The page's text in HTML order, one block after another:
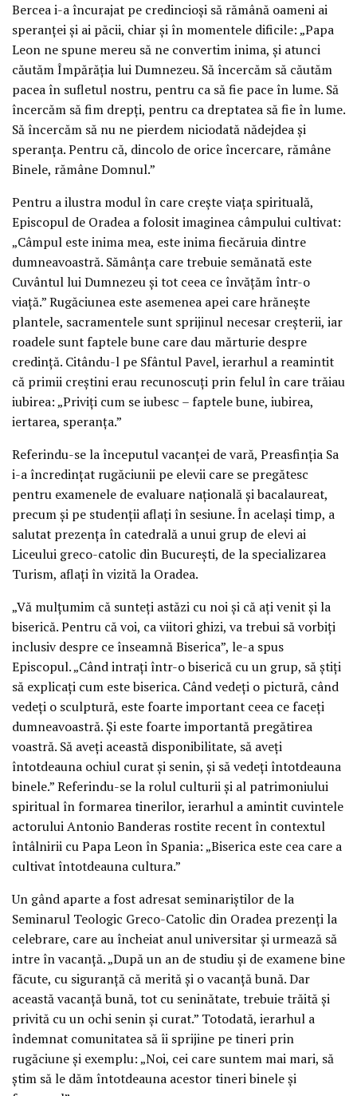
Bercea i-a încurajat pe credincioși să rămână oameni ai
speranței și ai păcii, chiar și în momentele dificile: „Papa
Leon ne spune mereu să ne convertim inima, și atunci
căutăm Împărăția lui Dumnezeu. Să încercăm să căutăm
pacea în sufletul nostru, pentru ca să fie pace în lume. Să
încercăm să fim drepți, pentru ca dreptatea să fie în lume.
Să încercăm să nu ne pierdem niciodată nădejdea și
speranța. Pentru că, dincolo de orice încercare, rămâne
Binele, rămâne Domnul.”
Pentru a ilustra modul în care crește viața spirituală,
Episcopul de Oradea a folosit imaginea câmpului cultivat:
„Câmpul este inima mea, este inima fiecăruia dintre
dumneavoastră. Sămânța care trebuie semănată este
Cuvântul lui Dumnezeu și tot ceea ce învățăm într-o
viață.” Rugăciunea este asemenea apei care hrănește
plantele, sacramentele sunt sprijinul necesar creșterii, iar
roadele sunt faptele bune care dau mărturie despre
credință. Citându-l pe Sfântul Pavel, ierarhul a reamintit
că primii creștini erau recunoscuți prin felul în care trăiau
iubirea: „Priviți cum se iubesc – faptele bune, iubirea,
iertarea, speranța.”
Referindu-se la începutul vacanței de vară, Preasfinția Sa
i-a încredințat rugăciunii pe elevii care se pregătesc
pentru examenele de evaluare națională și bacalaureat,
precum și pe studenții aflați în sesiune. În același timp, a
salutat prezența în catedrală a unui grup de elevi ai
Liceului greco-catolic din București, de la specializarea
Turism, aflați în vizită la Oradea.
„Vă mulțumim că sunteți astăzi cu noi și că ați venit și la
biserică. Pentru că voi, ca viitori ghizi, va trebui să vorbiți
inclusiv despre ce înseamnă Biserica”, le-a spus
Episcopul. „Când intrați într-o biserică cu un grup, să știți
să explicați cum este biserica. Când vedeți o pictură, când
vedeți o sculptură, este foarte important ceea ce faceți
dumneavoastră. Și este foarte importantă pregătirea
voastră. Să aveți această disponibilitate, să aveți
întotdeauna ochiul curat și senin, și să vedeți întotdeauna
binele.” Referindu-se la rolul culturii și al patrimoniului
spiritual în formarea tinerilor, ierarhul a amintit cuvintele
actorului Antonio Banderas rostite recent în contextul
întâlnirii cu Papa Leon în Spania: „Biserica este cea care a
cultivat întotdeauna cultura.”
Un gând aparte a fost adresat seminariștilor de la
Seminarul Teologic Greco-Catolic din Oradea prezenți la
celebrare, care au încheiat anul universitar și urmează să
intre în vacanță. „După un an de studiu și de examene bine
făcute, cu siguranță că merită și o vacanță bună. Dar
această vacanță bună, tot cu seninătate, trebuie trăită și
privită cu un ochi senin și curat.” Totodată, ierarhul a
îndemnat comunitatea să îi sprijine pe tineri prin
rugăciune și exemplu: „Noi, cei care suntem mai mari, să
știm să le dăm întotdeauna acestor tineri binele și